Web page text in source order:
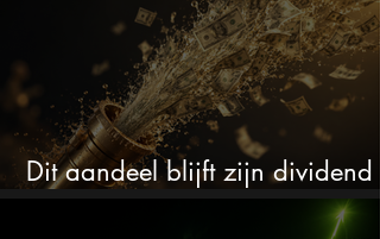
Dit aandeel blijft zijn dividend
verhogen, wat er ook gebeurt